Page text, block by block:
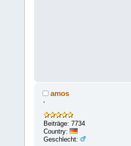
amos
'
Beiträge: 7734
Country:
Geschlecht: